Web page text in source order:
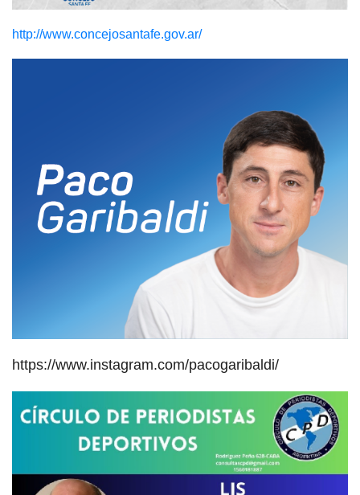
http://www.concejosantafe.gov.ar/
https://www.instagram.com/pacogaribaldi/